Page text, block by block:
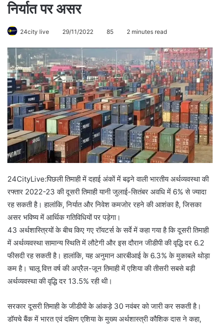
निर्यात पर असर
24city live 29/11/2022 85 2 minutes read
24CityLive:पिछली तिमाही में दहाई अंकों में बढ़ने वाली भारतीय अर्थव्यवस्था की
रफ्तार 2022-23 की दूसरी तिमाही यानी जुलाई-सितंबर अवधि में 6% से ज्यादा
रह सकती है। हालांकि, निर्यात और निवेश कमजोर रहने की आशंका है, जिसका
असर भविष्य में आर्थिक गतिविधियों पर पड़ेगा।
43 अर्थशास्त्रियों के बीच किए गए रॉयटर्स के सर्वे में कहा गया है कि दूसरी तिमाही
में अर्थव्यवस्था सामान्य स्थिति में लौटेगी और इस दौरान जीडीपी की वृद्धि दर 6.2
फीसदी रह सकती है। हालांकि, यह अनुमान आरबीआई के 6.3% के मुकाबले थोड़ा
कम है। चालू वित्त वर्ष की अप्रैल-जून तिमाही में एशिया की तीसरी सबसे बड़ी
अर्थव्यवस्था की वृद्धि दर 13.5% रही थी।
सरकार दूसरी तिमाही के जीडीपी के आंकड़े 30 नवंबर को जारी कर सकती है।
डॉयचे बैंक में भारत एवं दक्षिण एशिया के मुख्य अर्थशास्त्री कौशिक दास ने कहा,